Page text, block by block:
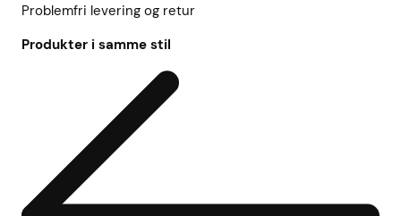
Problemfri levering og retur
Produkter i samme stil